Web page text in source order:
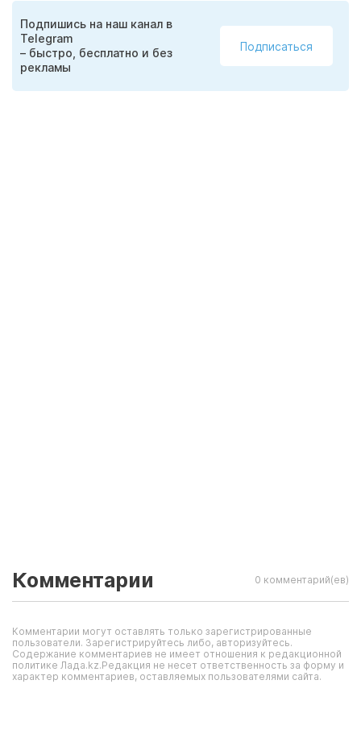
Подпишись на наш канал в
Telegram
– быстро, бесплатно и без
рекламы
Подписаться
Комментарии 0 комментарий(ев)
Комментарии могут оставлять только зарегистрированные
пользователи. Зарегистрируйтесь либо, авторизуйтесь.
Содержание комментариев не имеет отношения к редакционной
политике Лада.kz.Редакция не несет ответственность за форму и
характер комментариев, оставляемых пользователями сайта.